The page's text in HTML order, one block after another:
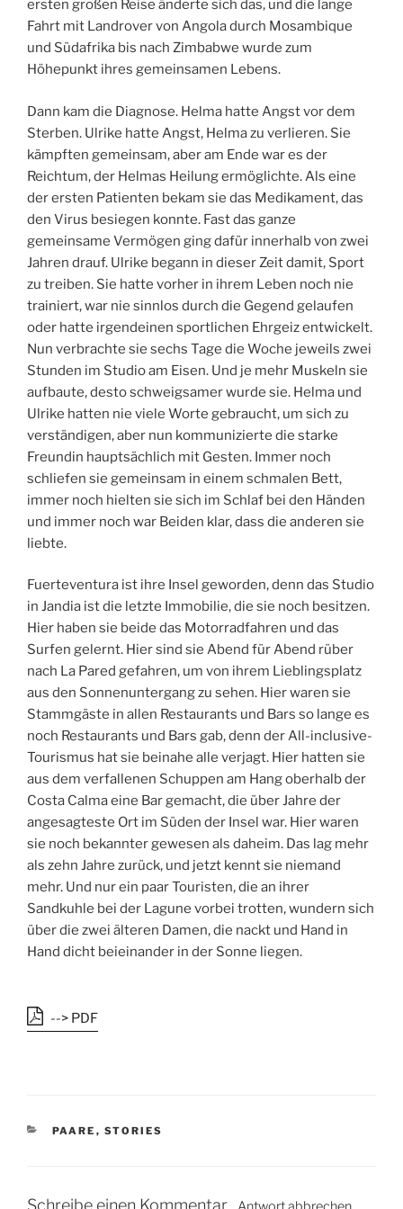
ersten großen Reise änderte sich das, und die lange
Fahrt mit Landrover von Angola durch Mosambique
und Südafrika bis nach Zimbabwe wurde zum
Höhepunkt ihres gemeinsamen Lebens.
Dann kam die Diagnose. Helma hatte Angst vor dem
Sterben. Ulrike hatte Angst, Helma zu verlieren. Sie
kämpften gemeinsam, aber am Ende war es der
Reichtum, der Helmas Heilung ermöglichte. Als eine
der ersten Patienten bekam sie das Medikament, das
den Virus besiegen konnte. Fast das ganze
gemeinsame Vermögen ging dafür innerhalb von zwei
Jahren drauf. Ulrike begann in dieser Zeit damit, Sport
zu treiben. Sie hatte vorher in ihrem Leben noch nie
trainiert, war nie sinnlos durch die Gegend gelaufen
oder hatte irgendeinen sportlichen Ehrgeiz entwickelt.
Nun verbrachte sie sechs Tage die Woche jeweils zwei
Stunden im Studio am Eisen. Und je mehr Muskeln sie
aufbaute, desto schweigsamer wurde sie. Helma und
Ulrike hatten nie viele Worte gebraucht, um sich zu
verständigen, aber nun kommunizierte die starke
Freundin hauptsächlich mit Gesten. Immer noch
schliefen sie gemeinsam in einem schmalen Bett,
immer noch hielten sie sich im Schlaf bei den Händen
und immer noch war Beiden klar, dass die anderen sie
liebte.
Fuerteventura ist ihre Insel geworden, denn das Studio
in Jandia ist die letzte Immobilie, die sie noch besitzen.
Hier haben sie beide das Motorradfahren und das
Surfen gelernt. Hier sind sie Abend für Abend rüber
nach La Pared gefahren, um von ihrem Lieblingsplatz
aus den Sonnenuntergang zu sehen. Hier waren sie
Stammgäste in allen Restaurants und Bars so lange es
noch Restaurants und Bars gab, denn der All-inclusive-
Tourismus hat sie beinahe alle verjagt. Hier hatten sie
aus dem verfallenen Schuppen am Hang oberhalb der
Costa Calma eine Bar gemacht, die über Jahre der
angesagteste Ort im Süden der Insel war. Hier waren
sie noch bekannter gewesen als daheim. Das lag mehr
als zehn Jahre zurück, und jetzt kennt sie niemand
mehr. Und nur ein paar Touristen, die an ihrer
Sandkuhle bei der Lagune vorbei trotten, wundern sich
über die zwei älteren Damen, die nackt und Hand in
Hand dicht beieinander in der Sonne liegen.
--> PDF
K
PAARE , STORIES
Schreibe einen Kommentar